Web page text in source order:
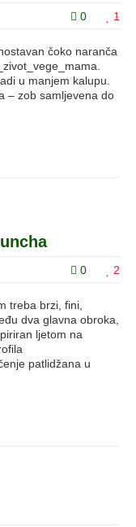
0 1
čoko naranča
u manjem kalupu.
– zob samljevena do
0 2
treba brzi, fini,
dva glavna obroka,
ljetom na
patlidžana u